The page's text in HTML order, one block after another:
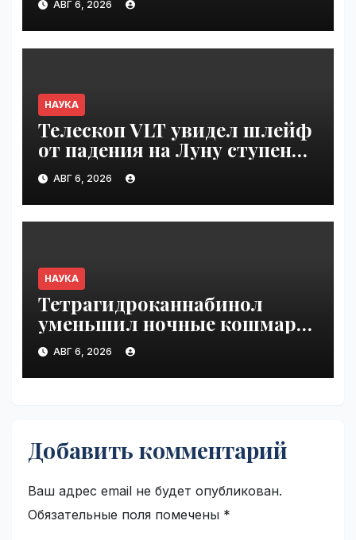
VseTime.ru
АВГ 6, 2026
НАУКА
Телескоп VLT увидел шлейф
от падения на Луну ступени
ракеты Falcon 9 | VseTime.ru
АВГ 6, 2026
НАУКА
Тетрагидроканнабинол
уменьшил ночные кошмары
при ПТСР | VseTime.ru
АВГ 6, 2026
Добавить комментарий
Ваш адрес email не будет опубликован.
Обязательные поля помечены *